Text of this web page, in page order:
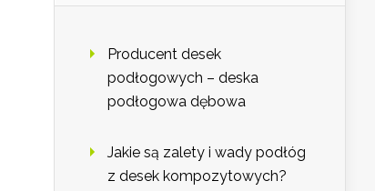
Producent desek
podłogowych – deska
podłogowa dębowa
Jakie są zalety i wady podłóg
z desek kompozytowych?